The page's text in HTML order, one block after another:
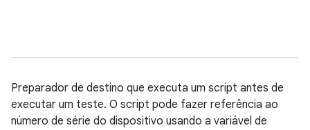
Preparador de destino que executa um script antes de
executar um teste. O script pode fazer referência ao
número de série do dispositivo usando a variável de